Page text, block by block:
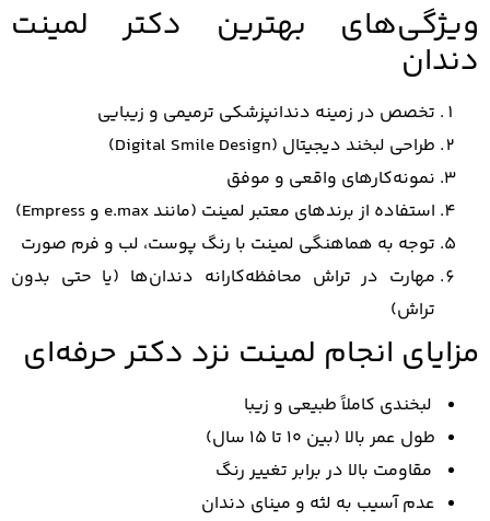
بهترین دکتر لمینت
تخصص در زمینه دندانپزشکی ترمیمی و زیبایی
طراحی لبخند دیجیتال (Digital Smile Design)
نمونه‌کارهای واقعی و موفق
استفاده از برندهای معتبر لمینت (مانند e.max و Empress)
توجه به هماهنگی لمینت با رنگ پوست، لب و فرم صورت
مهارت در تراش محافظه‌کارانه دندان‌ها (یا حتی بدون
تراش)
انجام لمینت نزد دکتر حرفه‌ای
لبخندی کاملاً طبیعی و زیبا
طول عمر بالا (بین ۱۰ تا ۱۵ سال)
مقاومت بالا در برابر تغییر رنگ
عدم آسیب به لثه و مینای دندان